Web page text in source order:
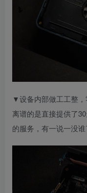
▼设备内部做工工整
离谱的是直接提供了
的服务，有一说一没谁